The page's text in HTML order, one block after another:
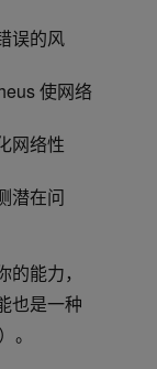
误的风
使网络
网络性
潜在问
能力，
也是一种
。